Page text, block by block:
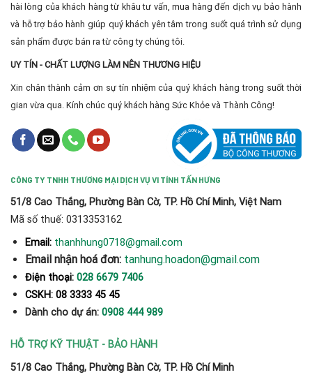
hài lòng của khách hàng từ khâu tư vấn, mua hàng đến dịch vụ bảo hành
và hỗ trợ bảo hành giúp quý khách yên tâm trong suốt quá trình sử dụng
sản phẩm được bán ra từ công ty chúng tôi.
UY TÍN - CHẤT LƯỢNG LÀM NÊN THƯƠNG HIỆU
Xin chân thành cảm ơn sự tín nhiệm của quý khách hàng trong suốt thời
gian vừa qua. Kính chúc quý khách hàng Sức Khỏe và Thành Công!
CÔNG TY TNHH THƯƠNG MẠI DỊCH VỤ VI TÍNH TẤN HƯNG
51/8 Cao Thắng, Phường Bàn Cờ, TP. Hồ Chí Minh, Việt Nam
Mã số thuế: 0313353162
Email: thanhhung0718@gmail.com
Email nhận hoá đơn: tanhung.hoadon@gmail.com
Điện thoại: 028 6679 7406
CSKH: 08 3333 45 45
Dành cho dự án: 0908 444 989
HỖ TRỢ KỸ THUẬT - BẢO HÀNH
51/8 Cao Thắng, Phường Bàn Cờ, TP. Hồ Chí Minh